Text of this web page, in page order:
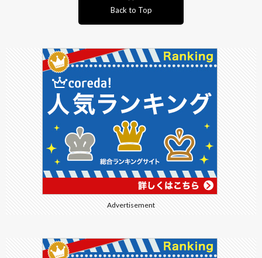
Back to Top
Advertisement